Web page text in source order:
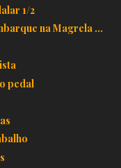
1/2
na Magrela ...
pedal